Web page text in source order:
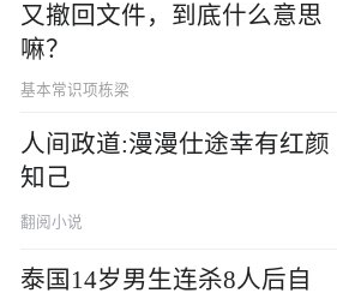
又撤回文件，到底什么意思
嘛？
基本常识项栋梁
人间政道:漫漫仕途幸有红颜
知己
翻阅小说
泰国14岁男生连杀8人后自